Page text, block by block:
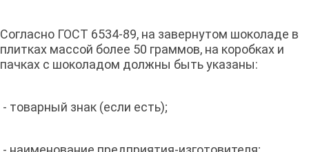
Согласно ГОСТ 6534-89, на завернутом шоколаде в
плитках массой более 50 граммов, на коробках и
пачках с шоколадом должны быть указаны:
- товарный знак (если есть);